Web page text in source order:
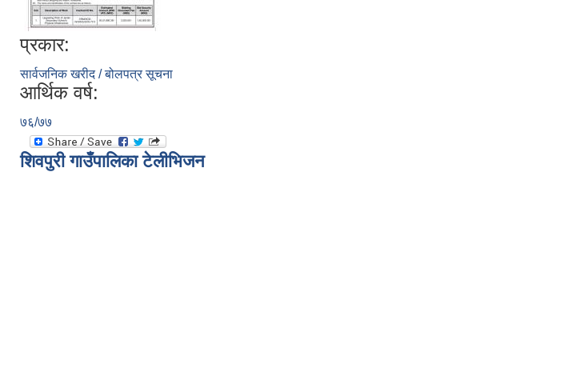
प्रकार:
सार्वजनिक खरीद / बोलपत्र सूचना
आर्थिक वर्ष:
७६/७७
शिवपुरी गाउँपालिका टेलीभिजन